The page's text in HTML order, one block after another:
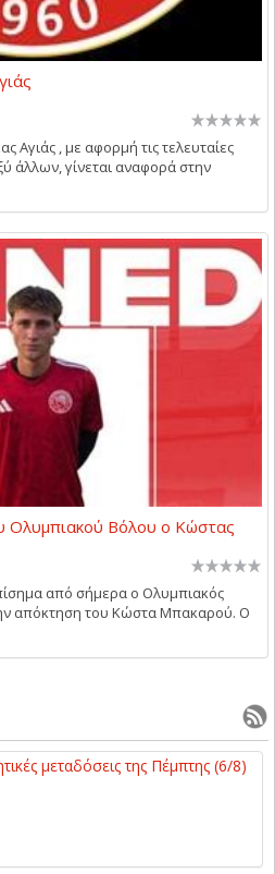
Αγιάς , με αφορμή τις τελευταίες
άλλων, γίνεται αναφορά στην
Ολυμπιακού Βόλου ο Κώστας
από σήμερα ο Ολυμπιακός
απόκτηση του Κώστα Μπακαρού. Ο
μεταδόσεις της Πέμπτης (6/8)